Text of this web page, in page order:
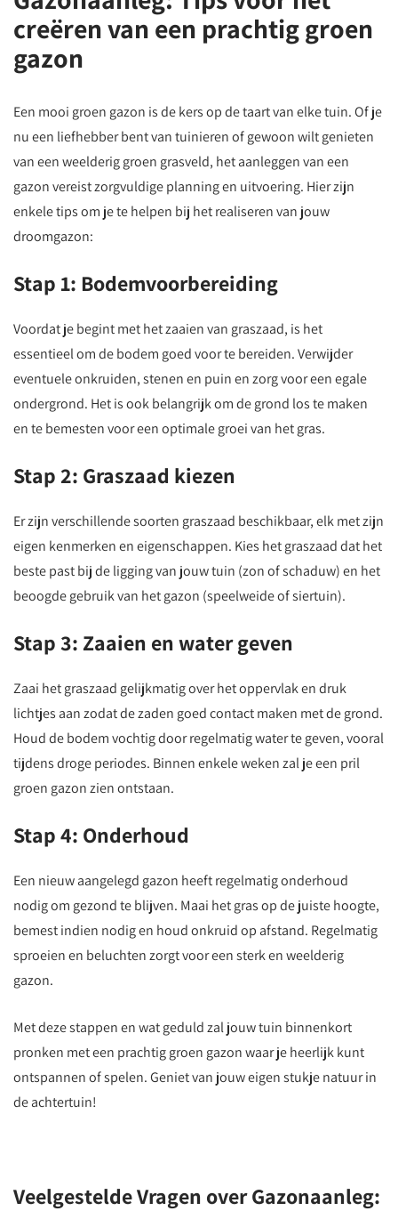
creëren van een prachtig groen
gazon
Een mooi groen gazon is de kers op de taart van elke tuin. Of je
nu een liefhebber bent van tuinieren of gewoon wilt genieten
van een weelderig groen grasveld, het aanleggen van een
gazon vereist zorgvuldige planning en uitvoering. Hier zijn
enkele tips om je te helpen bij het realiseren van jouw
droomgazon:
Stap 1: Bodemvoorbereiding
Voordat je begint met het zaaien van graszaad, is het
essentieel om de bodem goed voor te bereiden. Verwijder
eventuele onkruiden, stenen en puin en zorg voor een egale
ondergrond. Het is ook belangrijk om de grond los te maken
en te bemesten voor een optimale groei van het gras.
Stap 2: Graszaad kiezen
Er zijn verschillende soorten graszaad beschikbaar, elk met zijn
eigen kenmerken en eigenschappen. Kies het graszaad dat het
beste past bij de ligging van jouw tuin (zon of schaduw) en het
beoogde gebruik van het gazon (speelweide of siertuin).
Stap 3: Zaaien en water geven
Zaai het graszaad gelijkmatig over het oppervlak en druk
lichtjes aan zodat de zaden goed contact maken met de grond.
Houd de bodem vochtig door regelmatig water te geven, vooral
tijdens droge periodes. Binnen enkele weken zal je een pril
groen gazon zien ontstaan.
Stap 4: Onderhoud
Een nieuw aangelegd gazon heeft regelmatig onderhoud
nodig om gezond te blijven. Maai het gras op de juiste hoogte,
bemest indien nodig en houd onkruid op afstand. Regelmatig
sproeien en beluchten zorgt voor een sterk en weelderig
gazon.
Met deze stappen en wat geduld zal jouw tuin binnenkort
pronken met een prachtig groen gazon waar je heerlijk kunt
ontspannen of spelen. Geniet van jouw eigen stukje natuur in
de achtertuin!
Veelgestelde Vragen over Gazonaanleg: